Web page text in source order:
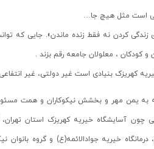
است مثل هیچ جا…
زندگی کردن نه فقط زنده ماندن». جایی که
و کودکان ، معلولان جامعه رقم بزند .
کهریزک بنیادی است غیر دولتی، غیر
یمن مهر و بخشش نیکوکاران و همت
چون آسایشگاه خیریه کهریزک استان تهران،
درمانگاه خیریه جوادالائمه(ع) و گروه بانوان